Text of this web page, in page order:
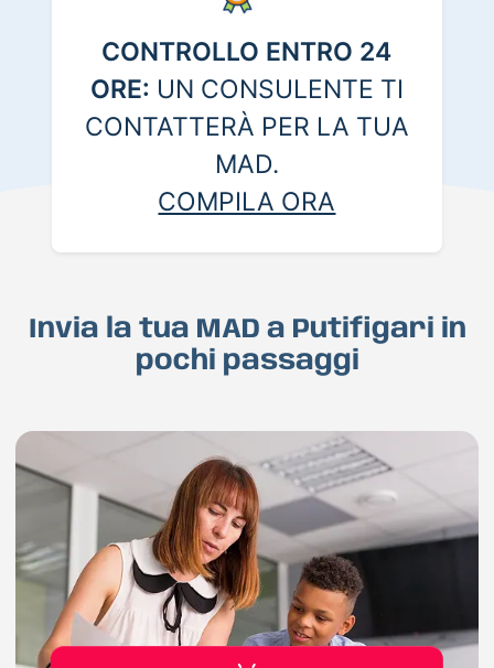
CONTROLLO ENTRO 24
ORE: UN CONSULENTE TI
CONTATTERÀ PER LA TUA
MAD.
COMPILA ORA
Invia la tua MAD a Putifigari in
pochi passaggi